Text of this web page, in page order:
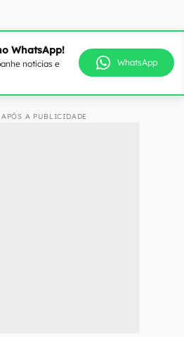
WhatsApp!
notícias e
WhatsApp
A PUBLICIDADE